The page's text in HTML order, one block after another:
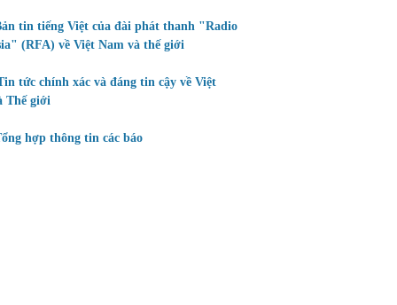
tin tiếng Việt của đài phát thanh "Radio
(RFA) về Việt Nam và thế giới
tức chính xác và đáng tin cậy về Việt
Thế giới
hợp thông tin các báo